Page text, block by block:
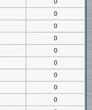
0
0
0
0
0
0
0
0
0